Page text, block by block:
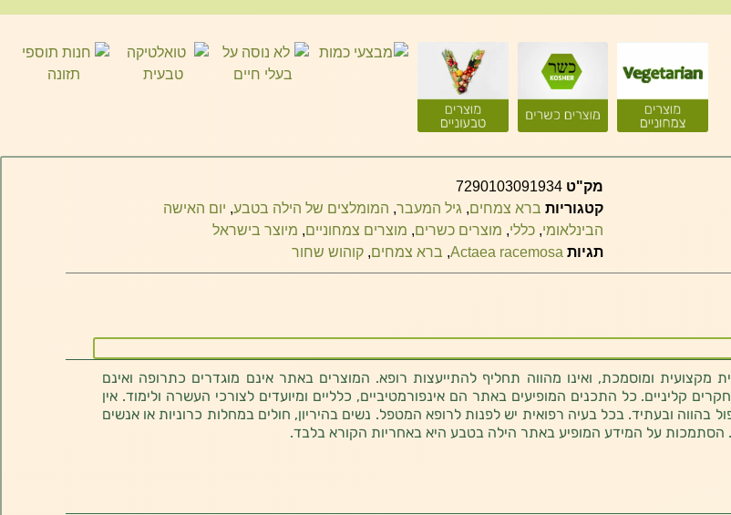
מק"ט 7290103091934
קטגוריות ברא צמחים, גיל המעבר, המומלצים של הילה בטבע, יום האישה
הבינלאומי, כללי, מוצרים כשרים, מוצרים צמחוניים, מיוצר בישראל
תגיות Actaea racemosa
, ברא צמחים, קוהוש שחור
ומוסמכת, ואינו מהווה תחליף להתייעצות רופא. המוצרים באתר אינם מוגדרים כתרופה ואינם
קליניים. כל התכנים המופיעים באתר הם אינפורמטיביים, כלליים ומיועדים לצורכי העשרה ולימוד. אין
בהווה ובעתיד. בכל בעיה רפואית יש לפנות לרופא המטפל. נשים בהיריון, חולים במחלות כרוניות או אנשים
על המידע המופיע באתר הילה בטבע היא באחריות הקורא בלבד.